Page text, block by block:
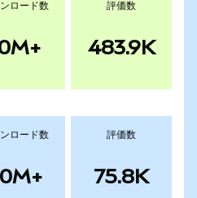
ロード数 評価数
483.9K
ロード数 評価数
75.8K